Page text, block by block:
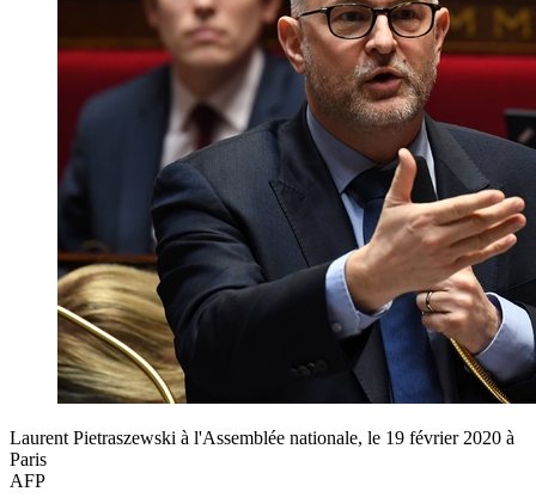
Laurent Pietraszewski à l'Assemblée nationale, le 19 février 2020 à
Paris
AFP